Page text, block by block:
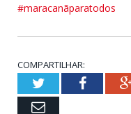
#maracanãparatodos
COMPARTILHAR:
Twitter
Email